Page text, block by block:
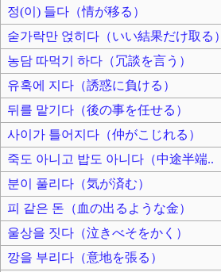
정(이) 들다（情が移る）
숟가락만 얹히다（いい結果だけ取る）
농담 따먹기 하다（冗談を言う）
유혹에 지다（誘惑に負ける）
뒤를 맡기다（後の事を任せる）
사이가 틀어지다（仲がこじれる）
죽도 아니고 밥도 아니다（中途半端..
분이 풀리다（気が済む）
피 같은 돈（血の出るような金）
울상을 짓다（泣きべそをかく）
깡을 부리다（意地を張る）